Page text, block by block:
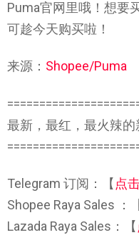
Puma官网里哦！想要
可趁今天购买啦！
来源： Shopee/Puma
最新，最红，最火辣
Telegram 订阅：【 点
Shopee Raya Sales ：
Lazada Raya Sales：【